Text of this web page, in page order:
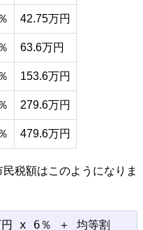
42.75万円
63.6万円
153.6万円
279.6万円
479.6万円
税額はこのようになりま
円 x 6％ ＋ 均等割